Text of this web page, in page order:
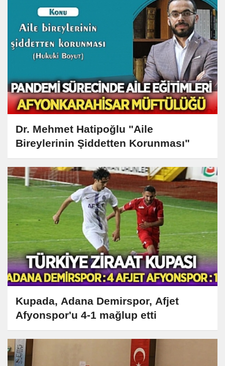
Dr. Mehmet Hatipoğlu "Aile
Bireylerinin Şiddetten Korunması"
Kupada, Adana Demirspor, Afjet
Afyonspor'u 4-1 mağlup etti